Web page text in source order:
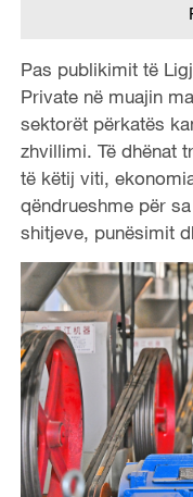
Pas publikimit të
Private në muajin
sektorët përkatës
zhvillimi. Të dhënat
të këtij viti,
qëndrueshme për
shitjeve, punësimit